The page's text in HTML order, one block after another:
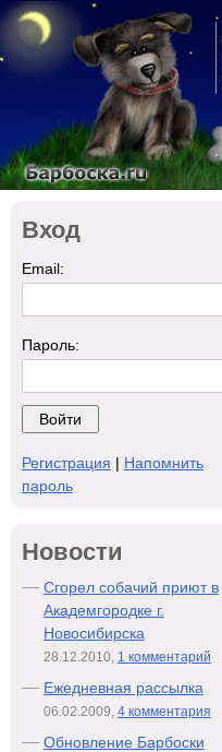
Вход
Email:
Пароль:
Регистрация | Напомнить
пароль
Новости
Сгорел собачий приют в
Академгородке г.
Новосибирска
28.12.2010, 1 комментарий
Ежедневная рассылка
06.02.2009, 4 комментария
Обновление Барбоски